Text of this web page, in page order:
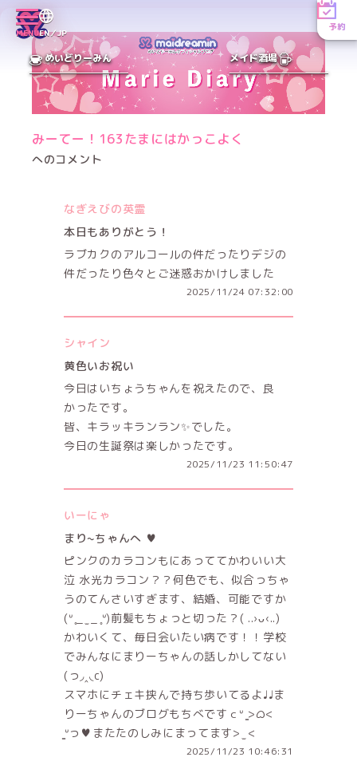
MENUEN／JP
予約
めいどりーみん メイド酒場
みーてー！163たまにはかっこよく
へのコメント
なぎえびの英霊
本日もありがとう！
ラブカクのアルコールの件だったりデジの
件だったり色々とご迷惑おかけしました
2025/11/24 07:32:00
シャイン
黄色いお祝い
今日はいちょうちゃんを祝えたので、良
かったです。
皆、キラッキランラン✨でした。
今日の生誕祭は楽しかったです。
2025/11/23 11:50:47
いーにゃ
まり~ちゃんへ ♥
ピンクのカラコンもにあっててかわいい大
泣 水光カラコン？？何色でも、似合っちゃ
うのてんさいすぎます、結婚、可能ですか
(ᐡ ̥_ ̫ _ ̥ᐡ)前髪もちょっと切った？( ..›ᴗ‹..)
かわいくて、毎日会いたい病です！！学校
でみんなにまりーちゃんの話しかしてない
(っ◞‸◟c)
スマホにチェキ挟んで持ち歩いてるよ♩♩ま
りーちゃんのブログもちべですｃᐡ ̳>ᜊ<
̳ᐡっ♥またたのしみにまってます> ̫ <
2025/11/23 10:46:31